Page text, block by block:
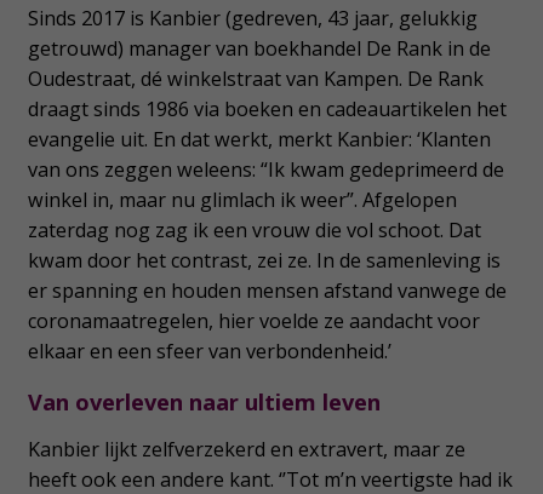
Sinds 2017 is Kanbier (gedreven, 43 jaar, gelukkig
getrouwd) manager van boekhandel De Rank in de
Oudestraat, dé winkelstraat van Kampen. De Rank
draagt sinds 1986 via boeken en cadeauartikelen het
evangelie uit. En dat werkt, merkt Kanbier: ‘Klanten
van ons zeggen weleens: “Ik kwam gedeprimeerd de
winkel in, maar nu glimlach ik weer”. Afgelopen
zaterdag nog zag ik een vrouw die vol schoot. Dat
kwam door het contrast, zei ze. In de samenleving is
er spanning en houden mensen afstand vanwege de
coronamaatregelen, hier voelde ze aandacht voor
elkaar en een sfeer van verbondenheid.’
Van overleven naar ultiem leven
Kanbier lijkt zelfverzekerd en extravert, maar ze
heeft ook een andere kant. ‘’Tot m’n veertigste had ik